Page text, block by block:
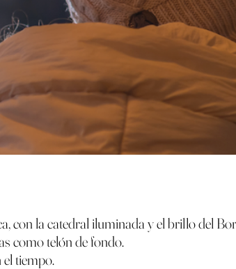
con la catedral iluminada y el brillo del
como telón de fondo.
tiempo.